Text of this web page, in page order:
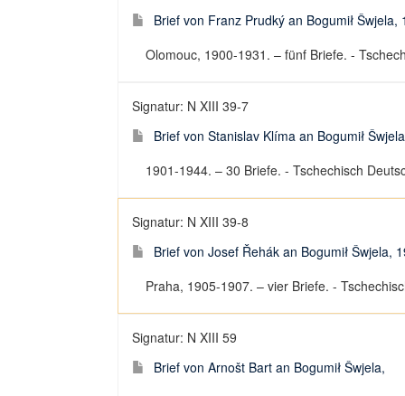
Brief von Franz Prudký an Bogumił Šwjela,
Olomouc, 1900-1931. – fünf Briefe. -
Signatur: N XIII 39-7
Brief von Stanislav Klíma an Bogumił
1901-1944. – 30 Briefe. - Tschechisch
Signatur: N XIII 39-8
Brief von Josef Řehák an Bogumił Šwjela,
Praha, 1905-1907. – vier Briefe. -
Signatur: N XIII 59
Brief von Arnošt Bart an Bogumił Šwjela,